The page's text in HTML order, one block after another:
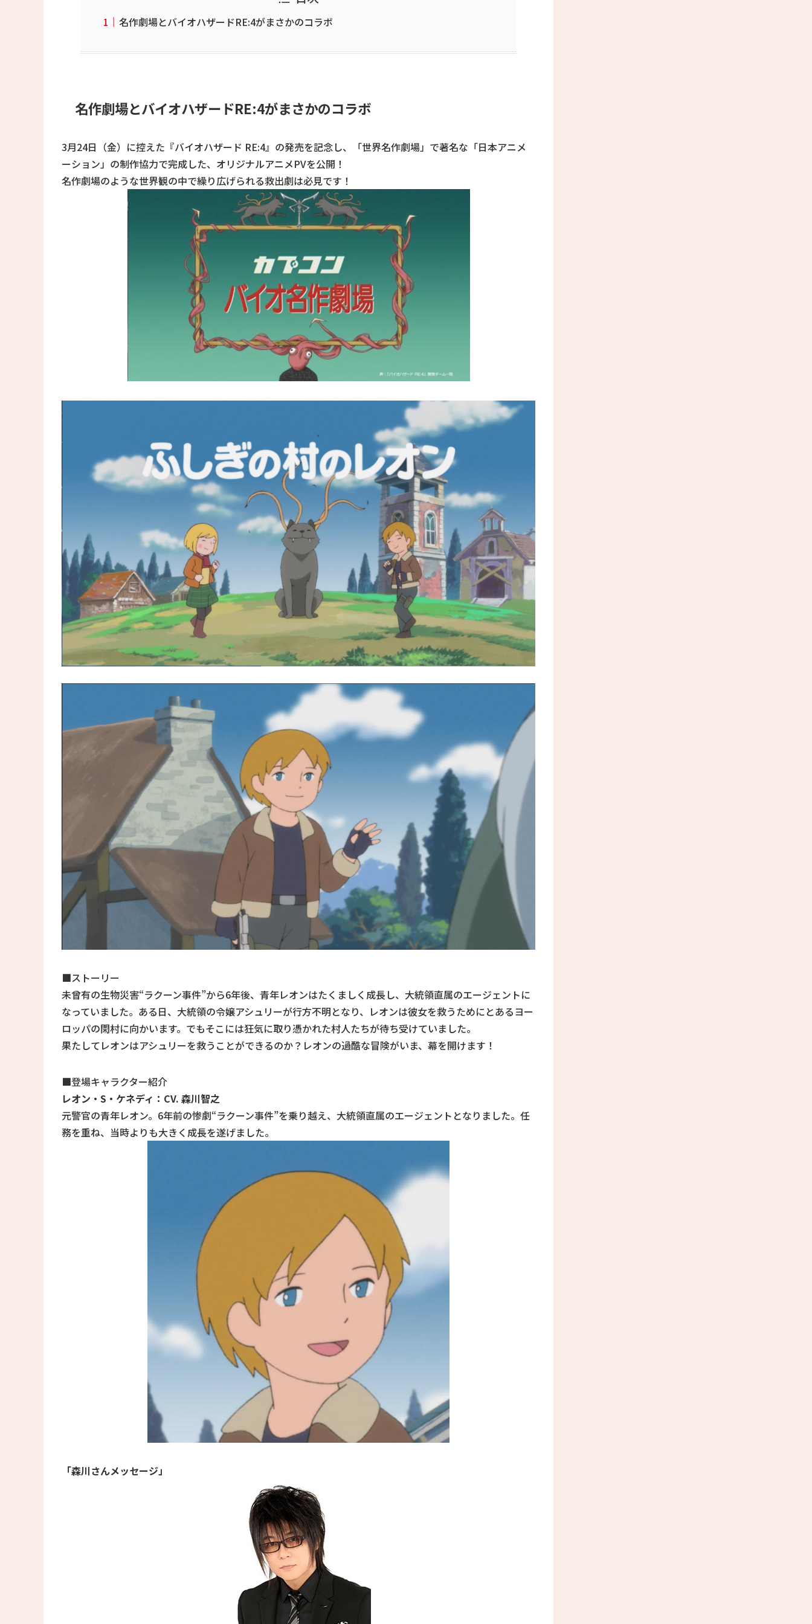
名作劇場とバイオハザードRE:4がまさかのコラボ
名作劇場とバイオハザードRE:4がまさかのコラボ
3月24日（金）に控えた『バイオハザード RE:4』の発売を記念し、「世界名作劇場」で著名な「日本アニメ
ーション」の制作協力で完成した、オリジナルアニメPVを公開！
名作劇場のような世界観の中で繰り広げられる救出劇は必見です！
■ストーリー
未曾有の生物災害“ラクーン事件”から6年後、青年レオンはたくましく成長し、大統領直属のエージェントに
なっていました。ある日、大統領の令嬢アシュリーが行方不明となり、レオンは彼女を救うためにとあるヨー
ロッパの閑村に向かいます。でもそこには狂気に取り憑かれた村人たちが待ち受けていました。
果たしてレオンはアシュリーを救うことができるのか？レオンの過酷な冒険がいま、幕を開けます！
■登場キャラクター紹介
レオン・S・ケネディ：CV. 森川智之
元警官の青年レオン。6年前の惨劇“ラクーン事件”を乗り越え、大統領直属のエージェントとなりました。任
務を重ね、当時よりも大きく成長を遂げました。
「森川さんメッセージ」